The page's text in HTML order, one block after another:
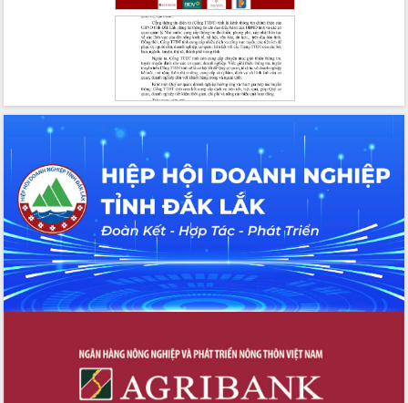
Đắk Lắk phát động hưởng ứng Ngày
Quyền của người tiêu dùng Việt Nam
Đẩy mạnh cải cách hành chính, quyết
tâm đạt được mục tiêu tăng trưởng
hai con số trong năm 2026
Tổ chức trang trọng Lễ hội Đền thờ
Lương Văn Chánh năm 2026
Phó Bí thư Tỉnh ủy Đắk Lắk Đỗ Hữu
Huy giữ chức Bí thư Đảng ủy Ủy Ban
Nhân dân tỉnh
Bệnh án điện tử thúc đẩy chuyển đổi
số y tế tại Đắk Lắk
Chuyển đổi số thư viện: Mở rộng
không gian tri thức trong thời đại số
chức diễn tập trước ngày bầu cử
Chương trình “Gặp gỡ hữu nghị –
Friendship Meeting New Year 2026”